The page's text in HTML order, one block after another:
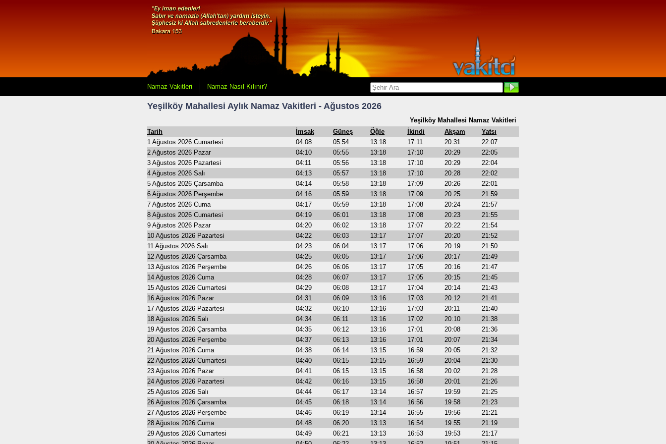
Namaz Vakitleri Namaz Nasıl Kılınır?
Yeşilköy Mahallesi Aylık Namaz Vakitleri - Ağustos 2026
Yeşilköy Mahallesi Namaz Vakitleri
Tarih
İmsak Güneş Öğle İkindi Akşam
Yatsı
1 Ağustos 2026 Cumartesi
04:08 05:54 13:18 17:11 20:31
22:07
2 Ağustos 2026 Pazar
04:10 05:55 13:18 17:10 20:29
22:05
3 Ağustos 2026 Pazartesi
04:11 05:56 13:18 17:10 20:29
22:04
4 Ağustos 2026 Salı
04:13 05:57 13:18 17:10 20:28
22:02
5 Ağustos 2026 Çarsamba
04:14 05:58 13:18 17:09 20:26
22:01
6 Ağustos 2026 Perşembe
04:16 05:59 13:18 17:09 20:25
21:59
7 Ağustos 2026 Cuma
04:17 05:59 13:18 17:08 20:24
21:57
8 Ağustos 2026 Cumartesi
04:19 06:01 13:18 17:08 20:23
21:55
9 Ağustos 2026 Pazar
04:20 06:02 13:18 17:07 20:22
21:54
10 Ağustos 2026 Pazartesi
04:22 06:03 13:17 17:07 20:20
21:52
11 Ağustos 2026 Salı
04:23 06:04 13:17 17:06 20:19
21:50
12 Ağustos 2026 Çarsamba
04:25 06:05 13:17 17:06 20:17
21:49
13 Ağustos 2026 Perşembe
04:26 06:06 13:17 17:05 20:16
21:47
14 Ağustos 2026 Cuma
04:28 06:07 13:17 17:05 20:15
21:45
15 Ağustos 2026 Cumartesi
04:29 06:08 13:17 17:04 20:14
21:43
16 Ağustos 2026 Pazar
04:31 06:09 13:16 17:03 20:12
21:41
17 Ağustos 2026 Pazartesi
04:32 06:10 13:16 17:03 20:11
21:40
18 Ağustos 2026 Salı
04:34 06:11 13:16 17:02 20:10
21:38
19 Ağustos 2026 Çarsamba
04:35 06:12 13:16 17:01 20:08
21:36
20 Ağustos 2026 Perşembe
04:37 06:13 13:16 17:01 20:07
21:34
21 Ağustos 2026 Cuma
04:38 06:14 13:15 16:59 20:05
21:32
22 Ağustos 2026 Cumartesi
04:40 06:15 13:15 16:59 20:04
21:30
23 Ağustos 2026 Pazar
04:41 06:15 13:15 16:58 20:02
21:28
24 Ağustos 2026 Pazartesi
04:42 06:16 13:15 16:58 20:01
21:26
25 Ağustos 2026 Salı
04:44 06:17 13:14 16:57 19:59
21:25
26 Ağustos 2026 Çarsamba
04:45 06:18 13:14 16:56 19:58
21:23
27 Ağustos 2026 Perşembe
04:46 06:19 13:14 16:55 19:56
21:21
28 Ağustos 2026 Cuma
04:48 06:20 13:13 16:54 19:55
21:19
29 Ağustos 2026 Cumartesi
04:49 06:21 13:13 16:53 19:53
21:17